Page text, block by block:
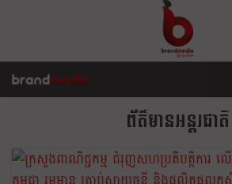
ព័ត៌មានអន្តរជាតិ